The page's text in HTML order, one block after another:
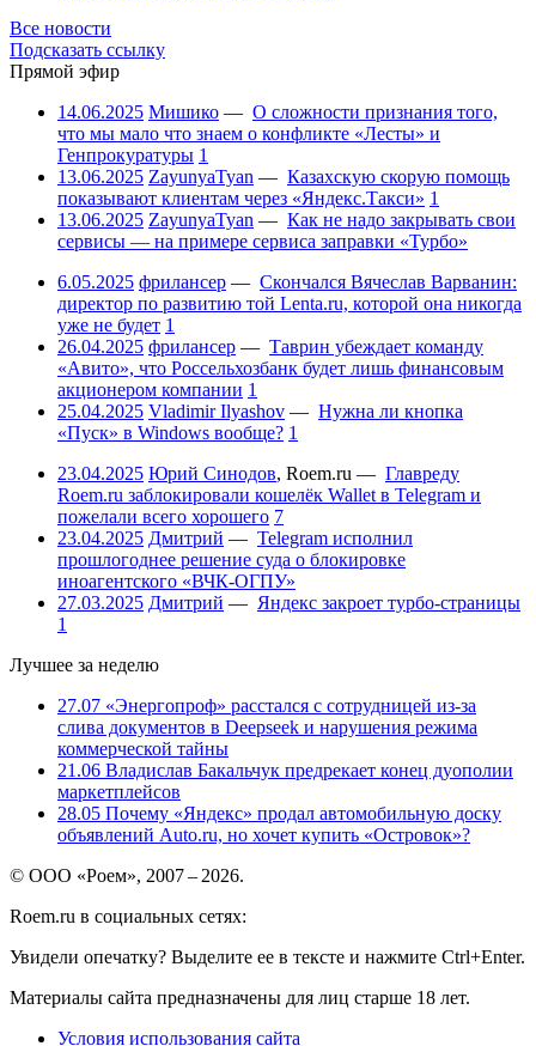
Все новости
Подсказать ссылку
Прямой эфир
14.06.2025 Мишико — О сложности признания того,
что мы мало что знаем о конфликте «Лесты» и
Генпрокуратуры 1
13.06.2025 ZayunyaTyan — Казахскую скорую помощь
показывают клиентам через «Яндекс.Такси» 1
13.06.2025 ZayunyaTyan — Как не надо закрывать свои
сервисы — на примере сервиса заправки «Турбо»
6.05.2025 фрилансер — Скончался Вячеслав Варванин:
директор по развитию той Lenta.ru, которой она никогда
уже не будет 1
26.04.2025 фрилансер — Таврин убеждает команду
«Авито», что Россельхозбанк будет лишь финансовым
акционером компании 1
25.04.2025 Vladimir Ilyashov — Нужна ли кнопка
«Пуск» в Windows вообще? 1
23.04.2025 Юрий Синодов, Roem.ru — Главреду
Roem.ru заблокировали кошелёк Wallet в Telegram и
пожелали всего хорошего 7
23.04.2025 Дмитрий — Telegram исполнил
прошлогоднее решение суда о блокировке
иноагентского «ВЧК-ОГПУ»
27.03.2025 Дмитрий — Яндекс закроет турбо-страницы
1
Лучшее за неделю
27.07 «Энергопроф» расстался с сотрудницей из-за
слива документов в Deepseek и нарушения режима
коммерческой тайны
21.06 Владислав Бакальчук предрекает конец дуополии
маркетплейсов
28.05 Почему «Яндекс» продал автомобильную доску
объявлений Auto.ru, но хочет купить «Островок»?
© ООО «Роем», 2007 – 2026.
Roem.ru в социальных сетях:
Увидели опечатку? Выделите ее в тексте и нажмите Ctrl+Enter.
Материалы сайта предназначены для лиц старше 18 лет.
Условия использования сайта